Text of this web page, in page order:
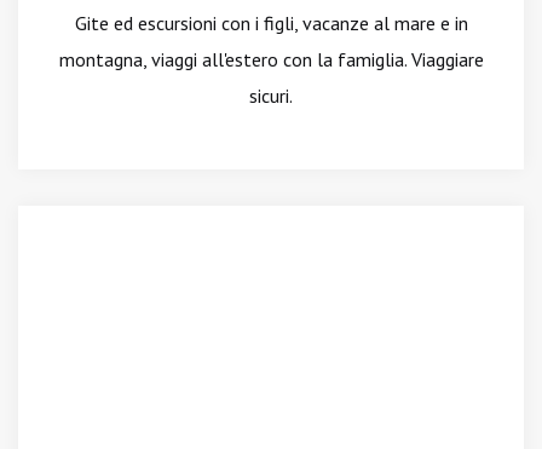
Gite ed escursioni con i figli, vacanze al mare e in
montagna, viaggi all'estero con la famiglia. Viaggiare
sicuri.